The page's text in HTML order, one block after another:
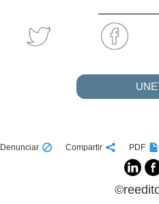
Denunciar Compartir PDF